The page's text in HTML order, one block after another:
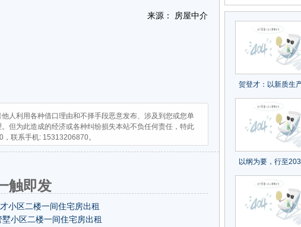
来源： 房屋中介
人利用各种借口理由和不择手段恶意发布、涉及到您或您单
但为此造成的经济或各种纠纷损失本站不负任何责任，特此
联系手机: 15313206870。
触即发
小区二楼一间住宅房出租
墅小区二楼一间住宅房出租
建立优势
贺登才：以新质生
助力数字物流创新发
以纲为要，行至
揭秘现代化产业体系
的“阳光基因”